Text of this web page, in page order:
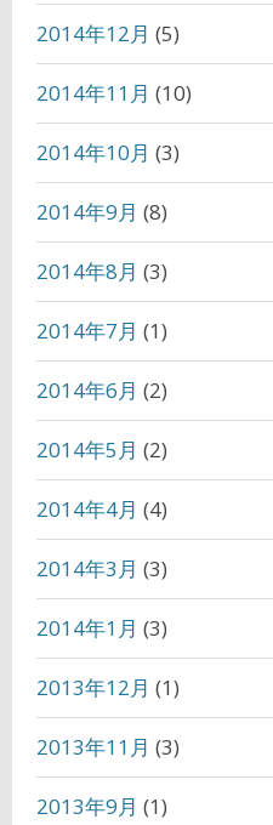
2014年12月 (5)
2014年11月 (10)
2014年10月 (3)
2014年9月 (8)
2014年8月 (3)
2014年7月 (1)
2014年6月 (2)
2014年5月 (2)
2014年4月 (4)
2014年3月 (3)
2014年1月 (3)
2013年12月 (1)
2013年11月 (3)
2013年9月 (1)